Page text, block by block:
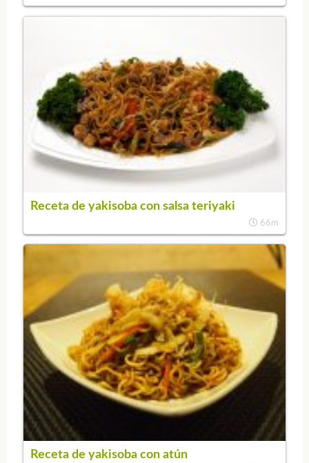
Receta de yakisoba con salsa teriyaki
66m
Receta de yakisoba con atún